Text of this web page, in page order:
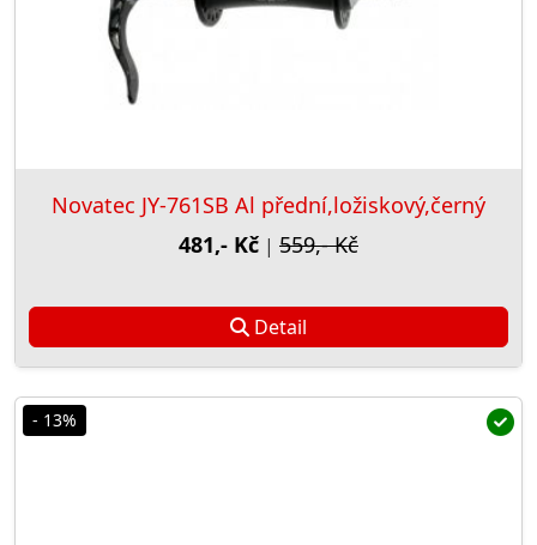
Novatec JY-761SB Al přední,ložiskový,černý
481,- Kč | 559,- Kč
Detail
- 13%